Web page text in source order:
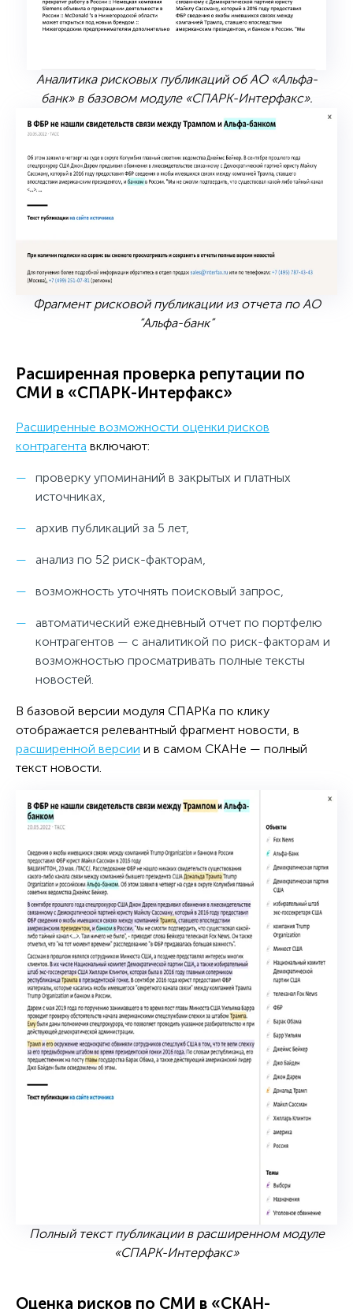
Аналитика рисковых публикаций об АО «Альфа-
банк» в базовом модуле «СПАРК-Интерфакс».
Фрагмент рисковой публикации из отчета по АО
“Альфа-банк”
Расширенная проверка репутации по
СМИ в «СПАРК-Интерфакс»
Расширенные возможности оценки рисков
контрагента включают:
проверку упоминаний в закрытых и платных
источниках,
архив публикаций за 5 лет,
анализ по 52 риск-факторам,
возможность уточнять поисковый запрос,
автоматический ежедневный отчет по портфелю
контрагентов — с аналитикой по риск-факторам и
возможностью просматривать полные тексты
новостей.
В базовой версии модуля СПАРКа по клику
отображается релевантный фрагмент новости, в
расширенной версии и в самом СКАНе — полный
текст новости.
Полный текст публикации в расширенном модуле
«СПАРК-Интерфакс»
Оценка рисков по СМИ в «СКАН-